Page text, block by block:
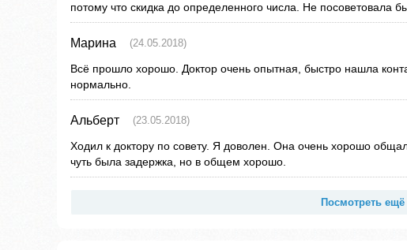
потому что скидка до определенного числа. Не посоветовала
Марина (24.05.2018)
Всё прошло хорошо. Доктор очень опытная, быстро нашла
нормально.
Альберт (23.05.2018)
Ходил к доктору по совету. Я доволен. Она очень хорошо
чуть была задержка, но в общем хорошо.
Посмотреть